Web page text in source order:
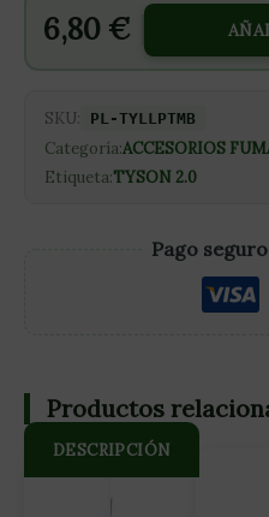
6,80 €
SKU: PL-TYLLPTMB
Categoría:ACCESORIOS
Etiqueta:TYSON 2.0
Pago
DESCRIPCIÓN
Productos